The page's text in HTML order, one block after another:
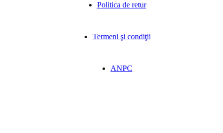
Politica de retur
Termeni şi condiţii
ANPC